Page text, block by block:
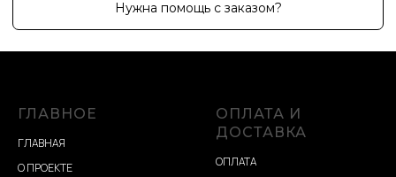
ГЛАВНОЕ
ГЛАВНАЯ
О ПРОЕКТЕ
ОПЛАТА И
ДОСТАВКА
ОПЛАТА